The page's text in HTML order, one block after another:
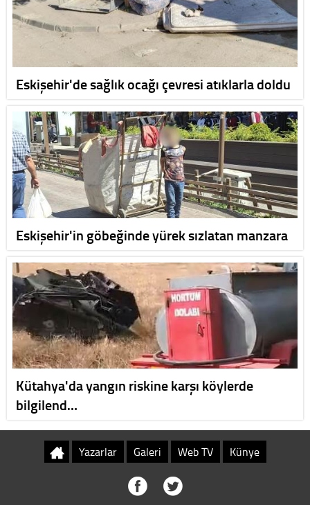
Eskişehir'de sağlık ocağı çevresi atıklarla doldu
Eskişehir'in göbeğinde yürek sızlatan manzara
Kütahya'da yangın riskine karşı köylerde
bilgilend…
Yazarlar Galeri Web TV Künye